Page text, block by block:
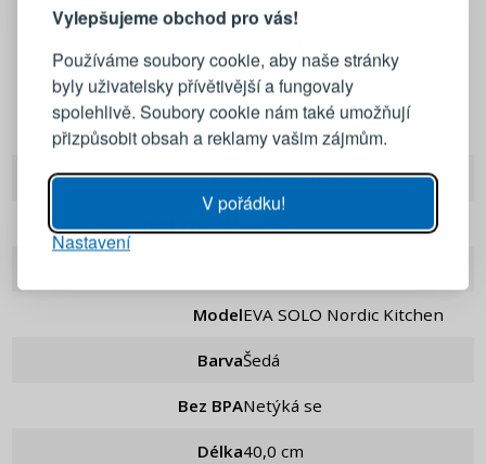
Vylepšujeme obchod pro vás!
Používáme soubory cookie, aby naše stránky
byly uživatelsky přívětivější a fungovaly
spolehlivě. Soubory cookie nám také umožňují
přizpůsobit obsah a reklamy vašim zájmům.
V pořádku!
Nastavení
Eva Solo
EAN 5706631049672
Kód výrobce 520400
Model EVA SOLO Nordic Kitchen
Barva Šedá
Bez BPA Netýká se
Délka 40,0 cm
Přihlaste se ke svému účtu
Emailová adresa
PŘIHLÁSIT SE
Připomenutí hesla